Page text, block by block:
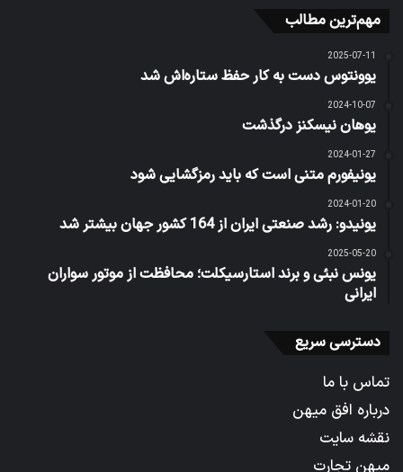
مهم‌ترین مطالب
2025-07-11
یوونتوس دست به کار حفظ ستاره‌اش شد
2024-10-07
یوهان نیسکنز درگذشت
2024-01-27
یونیفورم متنی است که باید رمزگشایی شود
2024-01-20
یونیدو: رشد صنعتی ایران از 164 کشور جهان بیشتر شد
2025-05-20
یونس نبئی و برند استارسیکلت؛ محافظت از موتور سواران
ایرانی
دسترسی سریع
تماس با ما
درباره افق میهن
نقشه سایت
میهن تجارت